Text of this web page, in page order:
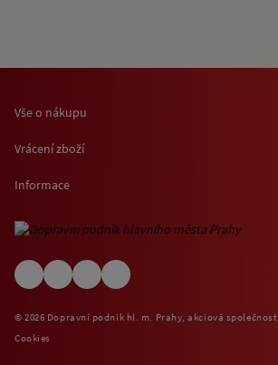
Vše o nákupu
Osobní odběr zboží
O nákupu jízdenek a vstupenek
(EN) Shipping abroad
Vrácení zboží
Informace
Informace o využívání cookies
© 2026 Dopravní podnik hl. m. Prahy, akciová společnost
Cookies